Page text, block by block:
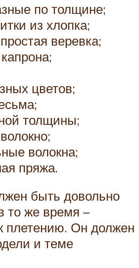
по толщине;
из хлопка;
веревка;
цветов;
толщины;
волокна;
пряжа.
быть довольно
то же время –
плетению. Он должен
и теме